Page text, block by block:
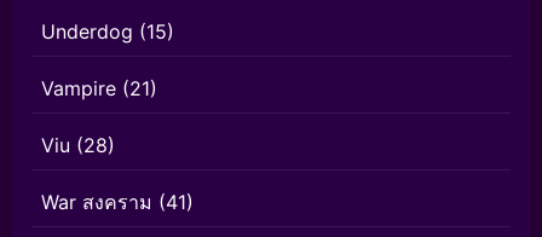
Underdog (15)
Vampire (21)
Viu (28)
War สงคราม (41)